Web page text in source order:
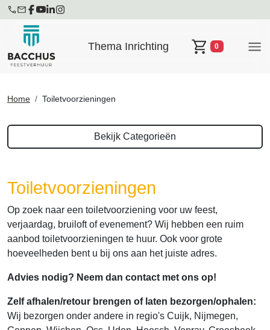
Thema Inrichting
Winkelwagen
0
Home Toiletvoorzieningen
Bekijk Categorieën
Toiletvoorzieningen
Op zoek naar een toiletvoorziening voor uw feest,
verjaardag, bruiloft of evenement? Wij hebben een ruim
aanbod toiletvoorzieningen te huur. Ook voor grote
hoeveelheden bent u bij ons aan het juiste adres.
Advies nodig? Neem dan contact met ons op!
Zelf afhalen/retour brengen of laten bezorgen/ophalen:
Wij bezorgen onder andere in regio's Cuijk, Nijmegen,